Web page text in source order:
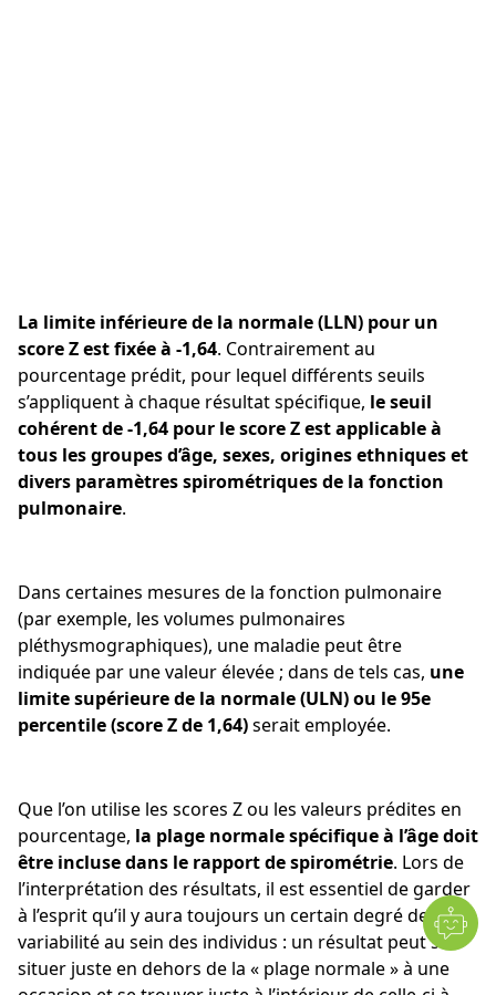
La limite inférieure de la normale (LLN) pour un
score Z est fixée à -1,64. Contrairement au
pourcentage prédit, pour lequel différents seuils
s’appliquent à chaque résultat spécifique, le seuil
cohérent de -1,64 pour le score Z est applicable à
tous les groupes d’âge, sexes, origines ethniques et
divers paramètres spirométriques de la fonction
pulmonaire.
Dans certaines mesures de la fonction pulmonaire
(par exemple, les volumes pulmonaires
pléthysmographiques), une maladie peut être
indiquée par une valeur élevée ; dans de tels cas, une
limite supérieure de la normale (ULN) ou le 95e
percentile (score Z de 1,64)serait employée.
Que l’on utilise les scores Z ou les valeurs prédites en
pourcentage, la plage normale spécifique à l’âge doit
être incluse dans le rapport de spirométrie. Lors de
l’interprétation des résultats, il est essentiel de garder
à l’esprit qu’il y aura toujours un certain degré de
variabilité au sein des individus : un résultat peut se
situer juste en dehors de la « plage normale » à une